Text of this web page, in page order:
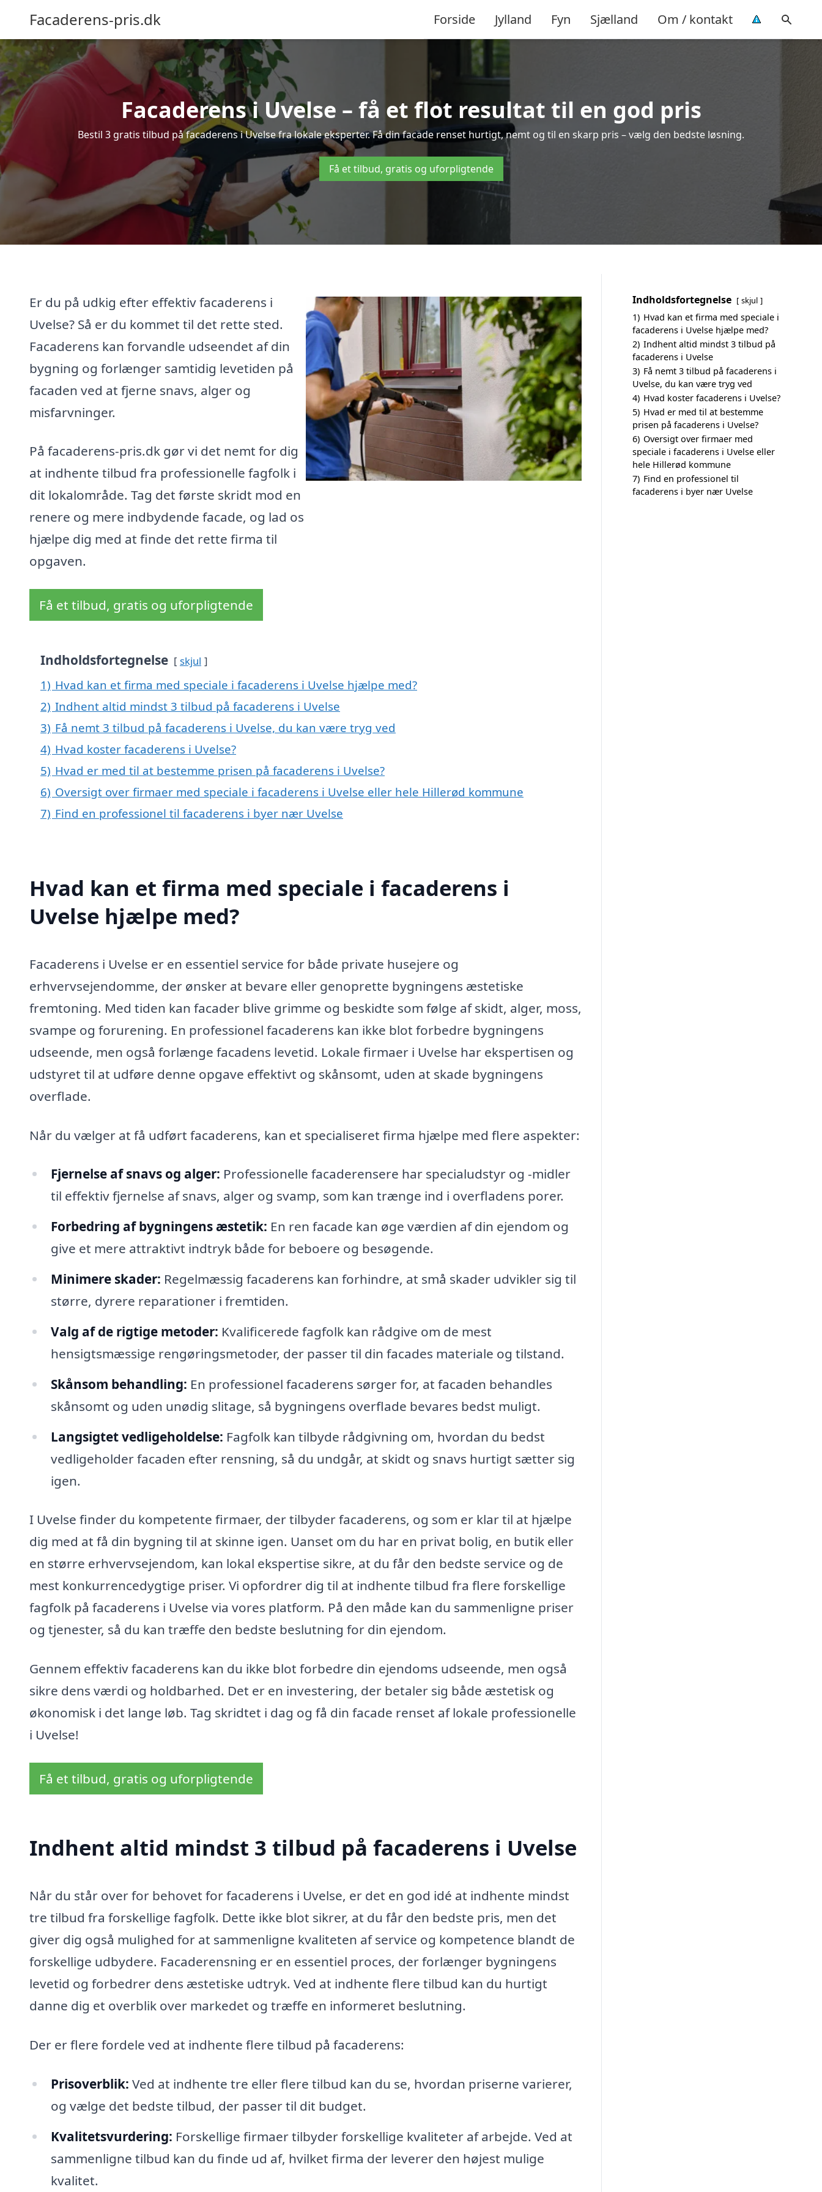
Facaderens-pris.dk Forside Jylland Fyn Sjælland Om / kontakt
Facaderens i Uvelse – få et flot resultat til en god pris
Bestil 3 gratis tilbud på facaderens i Uvelse fra lokale eksperter. Få din facade renset hurtigt, nemt og til en skarp pris – vælg den bedste løsning.
Få et tilbud, gratis og uforpligtende
Er du på udkig efter effektiv facaderens i
Uvelse? Så er du kommet til det rette sted.
Facaderens kan forvandle udseendet af din
bygning og forlænger samtidig levetiden på
facaden ved at fjerne snavs, alger og
misfarvninger.
På facaderens-pris.dk gør vi det nemt for dig
at indhente tilbud fra professionelle fagfolk i
dit lokalområde. Tag det første skridt mod en
renere og mere indbydende facade, og lad os
hjælpe dig med at finde det rette firma til
opgaven.
Få et tilbud, gratis og uforpligtende
Indholdsfortegnelse skjul
1) Hvad kan et firma med speciale i facaderens i Uvelse hjælpe med?
2) Indhent altid mindst 3 tilbud på facaderens i Uvelse
3) Få nemt 3 tilbud på facaderens i Uvelse, du kan være tryg ved
4) Hvad koster facaderens i Uvelse?
5) Hvad er med til at bestemme prisen på facaderens i Uvelse?
6) Oversigt over firmaer med speciale i facaderens i Uvelse eller hele Hillerød kommune
7) Find en professionel til facaderens i byer nær Uvelse
Hvad kan et firma med speciale i facaderens i
Uvelse hjælpe med?
Facaderens i Uvelse er en essentiel service for både private husejere og
erhvervsejendomme, der ønsker at bevare eller genoprette bygningens æstetiske
fremtoning. Med tiden kan facader blive grimme og beskidte som følge af skidt, alger, moss,
svampe og forurening. En professionel facaderens kan ikke blot forbedre bygningens
udseende, men også forlænge facadens levetid. Lokale firmaer i Uvelse har ekspertisen og
udstyret til at udføre denne opgave effektivt og skånsomt, uden at skade bygningens
overflade.
Når du vælger at få udført facaderens, kan et specialiseret firma hjælpe med flere aspekter:
Fjernelse af snavs og alger: Professionelle facaderensere har specialudstyr og -midler
til effektiv fjernelse af snavs, alger og svamp, som kan trænge ind i overfladens porer.
Forbedring af bygningens æstetik: En ren facade kan øge værdien af din ejendom og
give et mere attraktivt indtryk både for beboere og besøgende.
Minimere skader: Regelmæssig facaderens kan forhindre, at små skader udvikler sig til
større, dyrere reparationer i fremtiden.
Valg af de rigtige metoder: Kvalificerede fagfolk kan rådgive om de mest
hensigtsmæssige rengøringsmetoder, der passer til din facades materiale og tilstand.
Skånsom behandling: En professionel facaderens sørger for, at facaden behandles
skånsomt og uden unødig slitage, så bygningens overflade bevares bedst muligt.
Langsigtet vedligeholdelse: Fagfolk kan tilbyde rådgivning om, hvordan du bedst
vedligeholder facaden efter rensning, så du undgår, at skidt og snavs hurtigt sætter sig
igen.
I Uvelse finder du kompetente firmaer, der tilbyder facaderens, og som er klar til at hjælpe
dig med at få din bygning til at skinne igen. Uanset om du har en privat bolig, en butik eller
en større erhvervsejendom, kan lokal ekspertise sikre, at du får den bedste service og de
mest konkurrencedygtige priser. Vi opfordrer dig til at indhente tilbud fra flere forskellige
fagfolk på facaderens i Uvelse via vores platform. På den måde kan du sammenligne priser
og tjenester, så du kan træffe den bedste beslutning for din ejendom.
Gennem effektiv facaderens kan du ikke blot forbedre din ejendoms udseende, men også
sikre dens værdi og holdbarhed. Det er en investering, der betaler sig både æstetisk og
økonomisk i det lange løb. Tag skridtet i dag og få din facade renset af lokale professionelle
i Uvelse!
Få et tilbud, gratis og uforpligtende
Indhent altid mindst 3 tilbud på facaderens i Uvelse
Når du står over for behovet for facaderens i Uvelse, er det en god idé at indhente mindst
tre tilbud fra forskellige fagfolk. Dette ikke blot sikrer, at du får den bedste pris, men det
giver dig også mulighed for at sammenligne kvaliteten af service og kompetence blandt de
forskellige udbydere. Facaderensning er en essentiel proces, der forlænger bygningens
levetid og forbedrer dens æstetiske udtryk. Ved at indhente flere tilbud kan du hurtigt
danne dig et overblik over markedet og træffe en informeret beslutning.
Der er flere fordele ved at indhente flere tilbud på facaderens:
Prisoverblik: Ved at indhente tre eller flere tilbud kan du se, hvordan priserne varierer,
og vælge det bedste tilbud, der passer til dit budget.
Kvalitetsvurdering: Forskellige firmaer tilbyder forskellige kvaliteter af arbejde. Ved at
sammenligne tilbud kan du finde ud af, hvilket firma der leverer den højest mulige
kvalitet.
Indholdsfortegnelse skjul
1) Hvad kan et firma med speciale i
facaderens i Uvelse hjælpe med?
2) Indhent altid mindst 3 tilbud på
facaderens i Uvelse
3) Få nemt 3 tilbud på facaderens i
Uvelse, du kan være tryg ved
4) Hvad koster facaderens i Uvelse?
5) Hvad er med til at bestemme
prisen på facaderens i Uvelse?
6) Oversigt over firmaer med
speciale i facaderens i Uvelse eller
hele Hillerød kommune
7) Find en professionel til
facaderens i byer nær Uvelse